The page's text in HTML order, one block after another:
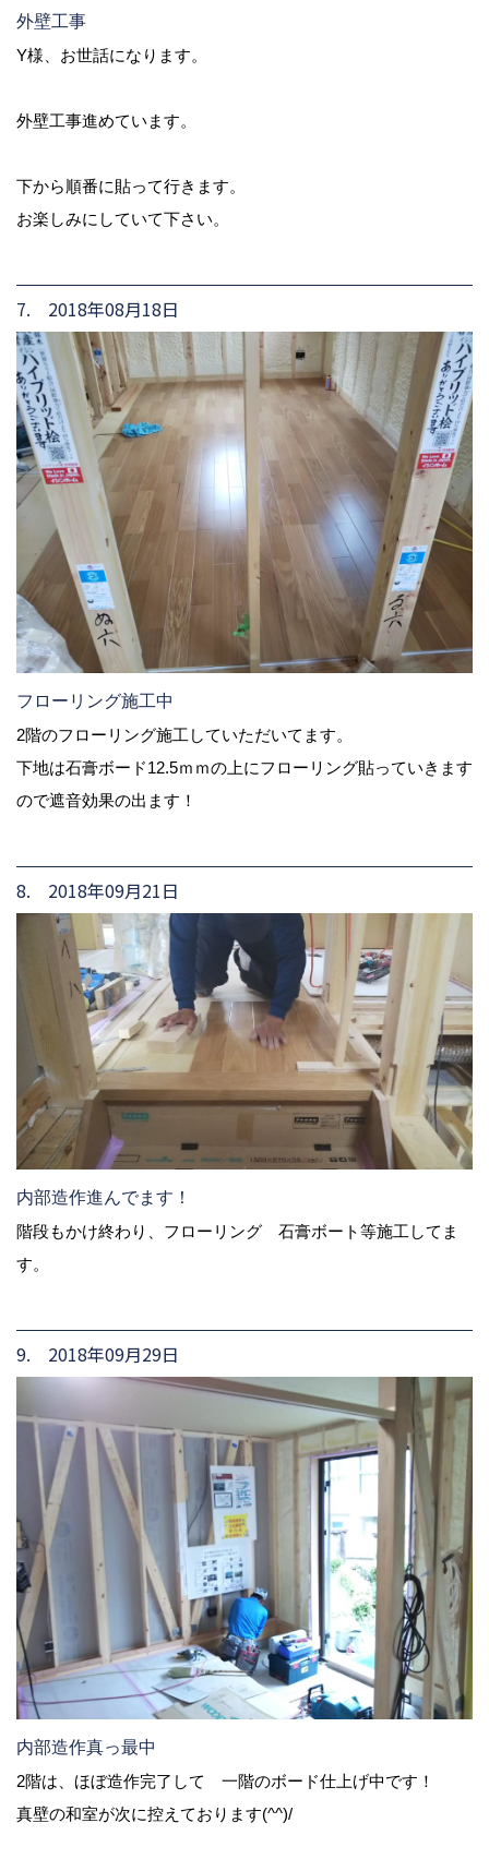
外壁工事
Y様、お世話になります。
外壁工事進めています。
下から順番に貼って行きます。
お楽しみにしていて下さい。
7. 2018年08月18日
フローリング施工中
2階のフローリング施工していただいてます。
下地は石膏ボード12.5ｍｍの上にフローリング貼っていきます
ので遮音効果の出ます！
8. 2018年09月21日
内部造作進んでます！
階段もかけ終わり、フローリング 石膏ボート等施工してま
す。
9. 2018年09月29日
内部造作真っ最中
2階は、ほぼ造作完了して 一階のボード仕上げ中です！
真壁の和室が次に控えております(^^)/